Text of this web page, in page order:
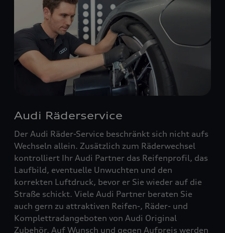
Audi Räderservice
Der Audi Räder-Service beschränkt sich nicht aufs
Wechseln allein. Zusätzlich zum Räderwechsel
kontrolliert Ihr Audi Partner das Reifenprofil, das
Laufbild, eventuelle Unwuchten und den
korrekten Luftdruck, bevor er Sie wieder auf die
Straße schickt. Viele Audi Partner beraten Sie
auch gern zu attraktiven Reifen-, Räder- und
Komplettradangeboten von Audi Original
Zubehör. Auf Wunsch und gegen Aufpreis werden